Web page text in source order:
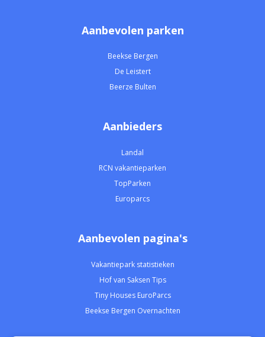
Aanbevolen parken
Beekse Bergen
De Leistert
Beerze Bulten
Aanbieders
Landal
RCN vakantieparken
TopParken
Europarcs
Aanbevolen pagina's
Vakantiepark statistieken
Hof van Saksen Tips
Tiny Houses EuroParcs
Beekse Bergen Overnachten